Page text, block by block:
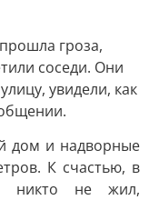
гроза,
соседи. Они
увидели, как
дом и надворные
К счастью, в
никто не жил,